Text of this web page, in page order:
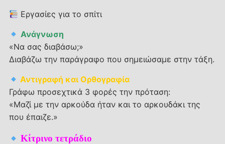
Εργασίες για το σπίτι
Ανάγνωση
«Να σας διαβάσω;»
Διαβάζω την παράγραφο που σημειώσαμε στην τάξη.
Αντιγραφή και Ορθογραφία
Γράφω προσεχτικά 3 φορές την πρόταση:
«Μαζί με την αρκούδα ήταν και το αρκουδάκι της
που έπαιζε.»
Κίτρινο τετράδιο